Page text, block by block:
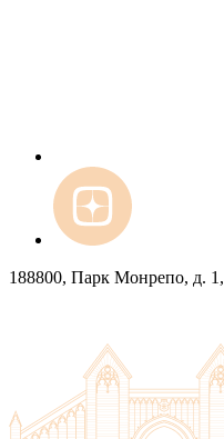
188800, Парк Монрепо, д.